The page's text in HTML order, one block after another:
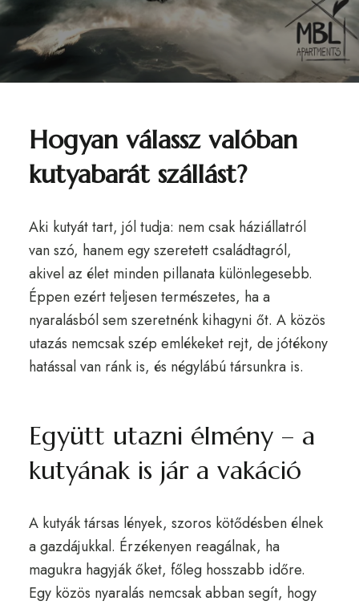
Hogyan válassz valóban
kutyabarát szállást?
Aki kutyát tart, jól tudja: nem csak háziállatról
van szó, hanem egy szeretett családtagról,
akivel az élet minden pillanata különlegesebb.
Éppen ezért teljesen természetes, ha a
nyaralásból sem szeretnénk kihagyni őt. A közös
utazás nemcsak szép emlékeket rejt, de jótékony
hatással van ránk is, és négylábú társunkra is.
Együtt utazni élmény – a
kutyának is jár a vakáció
A kutyák társas lények, szoros kötődésben élnek
a gazdájukkal. Érzékenyen reagálnak, ha
magukra hagyják őket, főleg hosszabb időre.
Egy közös nyaralás nemcsak abban segít, hogy